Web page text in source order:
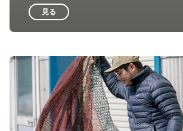
見る